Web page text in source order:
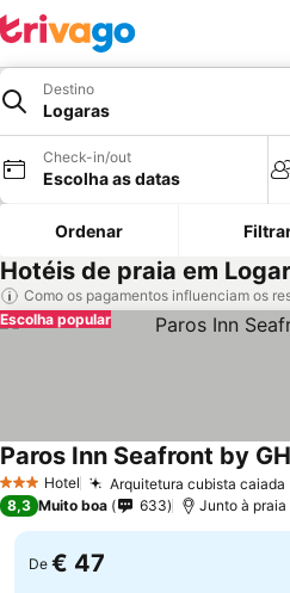
Destino
Logaras
Check-in/out
Escolha as datas
Ordenar
Hotéis de praia em
Como os pagamentos influenciam os
Escolha popular
3 EstrelasHotel Arquitetura cubista caiada
Paros Inn Seafront by
8,3 Muito boa 633 Junto à praia
De € 47